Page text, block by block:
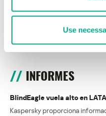
Use
ISABEL MANJARREZ
INFORMES
BlindEagle vuela alto en
Kaspersky proporciona